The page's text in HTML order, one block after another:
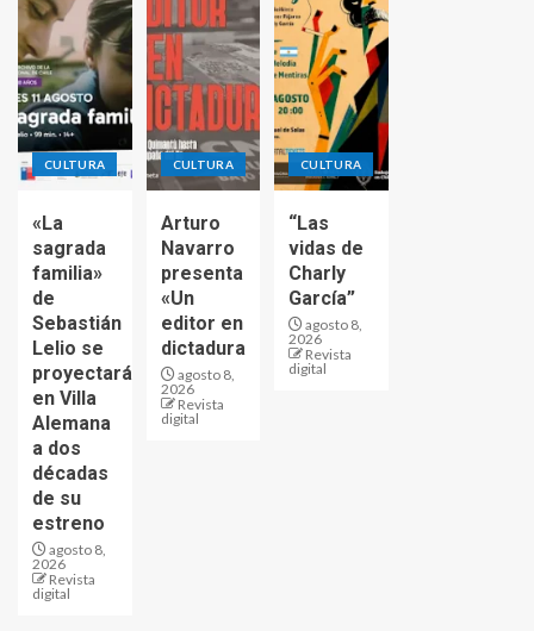
CULTURA
«La
sagrada
familia»
de
Sebastián
Lelio se
proyectará
en Villa
Alemana
a dos
décadas
de su
estreno
agosto 8,
2026
Revista
digital
CULTURA
Arturo
Navarro
presenta
«Un
editor en
dictadura
agosto 8,
2026
Revista
digital
CULTURA
“Las
vidas de
Charly
García”
agosto 8,
2026
Revista
digital